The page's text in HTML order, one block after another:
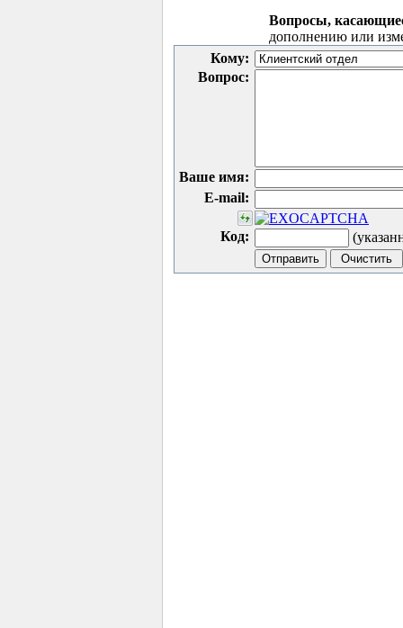
Вопросы,
дополнению или
Кому:
Вопрос:
Ваше имя:
E-mail:
Код: